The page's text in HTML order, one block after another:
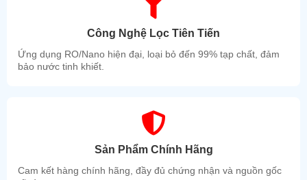
► Có đồng hồ hiển nhiệt độ nóng Led.
► Có Cb chống giật an toàn khi sử dụng.
► Có đèn báo tín hiệu hoặt động thiết bị nóng lạnh.
Cung cấp 6 vòi 4 vòi nước lạnh - 1 vòi nước nóng - 1 vòi nước
Công Nghệ Lọc Tiên Tiến
Ứng dụng RO/Nano hiện đại, loại bỏ đến 99% tạp chất, đảm
bảo nước tinh khiết.
Sản Phẩm Chính Hãng
Cam kết hàng chính hãng, đầy đủ chứng nhận và nguồn gốc